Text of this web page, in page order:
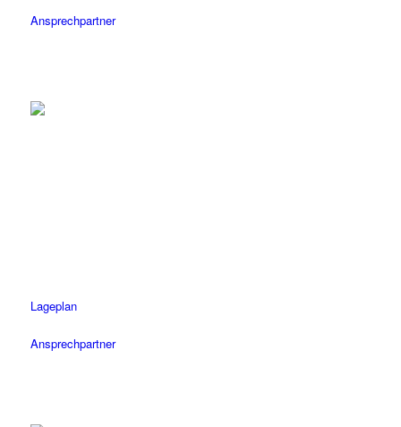
Ansprechpartner
Lageplan
Ansprechpartner